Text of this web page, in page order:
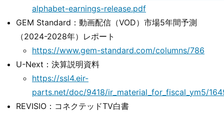
alphabet-earnings-release.pdf
GEM Standard：動画配信（VOD）市場5年間予測
（2024-2028年）レポート
https://www.gem-standard.com/columns/786
U-Next：決算説明資料
https://ssl4.eir-
parts.net/doc/9418/ir_material_for_fiscal_ym5/
REVISIO：コネクテッドTV白書